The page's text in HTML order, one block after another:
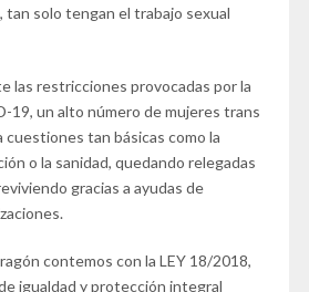
tan solo tengan el trabajo sexual
las restricciones provocadas por la
19, un alto número de mujeres trans
tan básicas como la
o la sanidad, quedando relegadas
gracias a ayudas de
contemos con la LEY 18/2018,
igualdad y protección integral